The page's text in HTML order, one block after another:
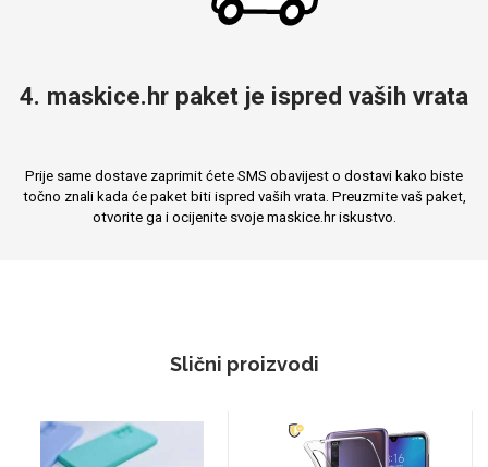
4. maskice.hr paket je ispred vaših vrata
Prije same dostave zaprimit ćete SMS obavijest o dostavi kako biste
točno znali kada će paket biti ispred vaših vrata. Preuzmite vaš paket,
otvorite ga i ocijenite svoje maskice.hr iskustvo.
Slični proizvodi